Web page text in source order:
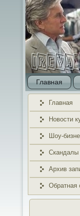
Главная
Главная
Новости
Шоу-
Скандалы
Архив
Обратная